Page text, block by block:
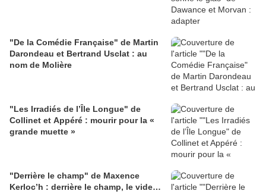
"De la Comédie Française" de Martin
Darondeau et Bertrand Usclat : au
nom de Molière
"Les Irradiés de l’Île Longue" de
Collinet et Appéré : mourir pour la «
grande muette »
"Derrière le champ" de Maxence
Kerloc’h : derrière le champ, le vide…